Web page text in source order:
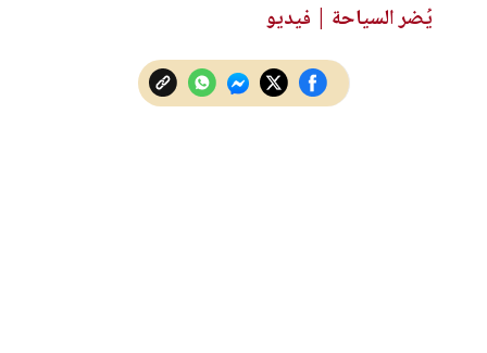
يُضر السياحة | فيديو